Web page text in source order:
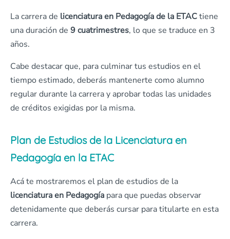
La carrera de licenciatura en Pedagogía de la ETACtiene
una duración de 9 cuatrimestres, lo que se traduce en 3
años.
Cabe destacar que, para culminar tus estudios en el
tiempo estimado, deberás mantenerte como alumno
regular durante la carrera y aprobar todas las unidades
de créditos exigidas por la misma.
Plan de Estudios de la Licenciatura en
Pedagogía en la ETAC
Acá te mostraremos el plan de estudios de la
licenciatura en Pedagogía para que puedas observar
detenidamente que deberás cursar para titularte en esta
carrera.